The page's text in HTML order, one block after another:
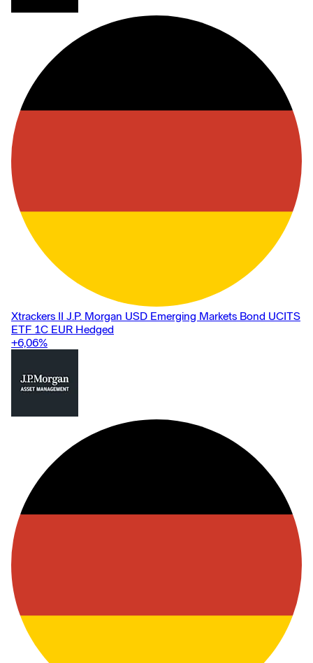
Xtrackers II J.P. Morgan USD Emerging Markets Bond UCITS
ETF 1C EUR Hedged
+6,06%